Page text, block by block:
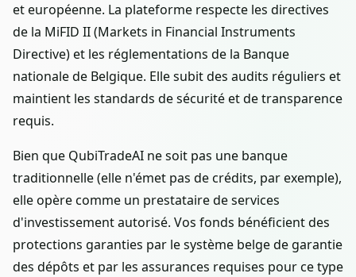
et européenne. La plateforme respecte les directives
de la MiFID II (Markets in Financial Instruments
Directive) et les réglementations de la Banque
nationale de Belgique. Elle subit des audits réguliers et
maintient les standards de sécurité et de transparence
requis.
Bien que QubiTradeAI ne soit pas une banque
traditionnelle (elle n'émet pas de crédits, par exemple),
elle opère comme un prestataire de services
d'investissement autorisé. Vos fonds bénéficient des
protections garanties par le système belge de garantie
des dépôts et par les assurances requises pour ce type